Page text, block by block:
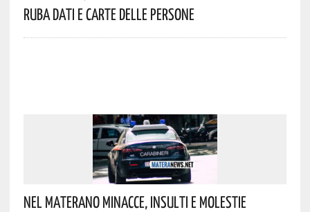
Ruba Dati E Carte Delle Persone
Nel Materano Minacce, Insulti E Molestie